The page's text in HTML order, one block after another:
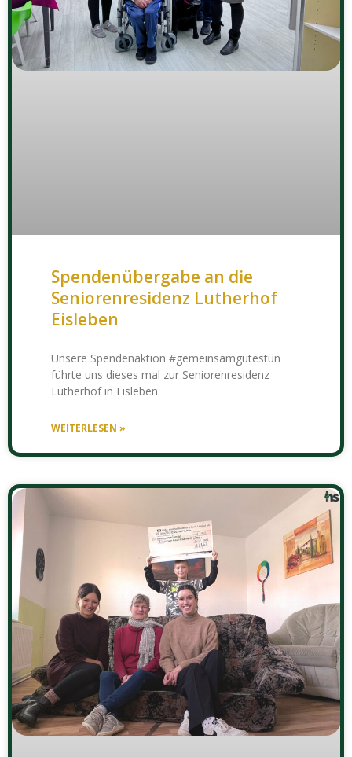
Spendenübergabe an die
Seniorenresidenz Lutherhof
Eisleben
Unsere Spendenaktion #gemeinsamgutestun
führte uns dieses mal zur Seniorenresidenz
Lutherhof in Eisleben.
WEITERLESEN »